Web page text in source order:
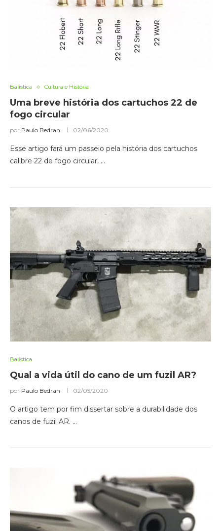
Balística Cultura e História
Uma breve história dos cartuchos 22 de
fogo circular
por Paulo Bedran 02/06/2020
Esse artigo fará um passeio pela história dos cartuchos
calibre 22 de fogo circular, …
Balística
Qual a vida útil do cano de um fuzil AR?
por Paulo Bedran 02/05/2020
O artigo tem por fim dissertar sobre a durabilidade dos
canos de fuzil AR. …